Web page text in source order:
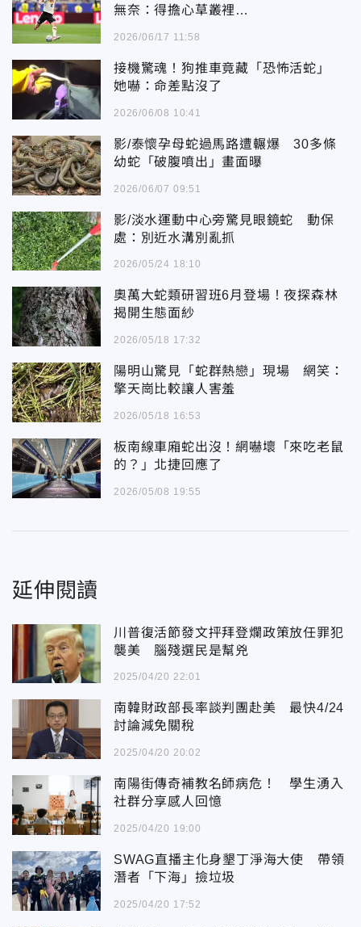
無奈：得擔心草叢裡…
2026/06/17 11:58
接機驚魂！狗推車竟藏「恐怖活蛇」
她嚇：命差點沒了
2026/06/08 10:41
影/泰懷孕母蛇過馬路遭輾爆 30多條
幼蛇「破腹噴出」畫面曝
2026/06/07 09:51
影/淡水運動中心旁驚見眼鏡蛇 動保
處：別近水溝別亂抓
2026/05/24 18:10
奧萬大蛇類研習班6月登場！夜探森林
揭開生態面紗
2026/05/18 17:32
陽明山驚見「蛇群熱戀」現場 網笑：
擎天崗比較讓人害羞
2026/05/18 16:53
板南線車廂蛇出沒！網嚇壞「來吃老鼠
的？」北捷回應了
2026/05/08 19:55
延伸閱讀
川普復活節發文抨拜登爛政策放任罪犯
襲美 腦殘選民是幫兇
2025/04/20 22:01
南韓財政部長率談判團赴美 最快4/24
討論減免關稅
2025/04/20 20:02
南陽街傳奇補教名師病危！ 學生湧入
社群分享感人回憶
2025/04/20 19:00
SWAG直播主化身墾丁淨海大使 帶領
潛者「下海」撿垃圾
2025/04/20 17:52